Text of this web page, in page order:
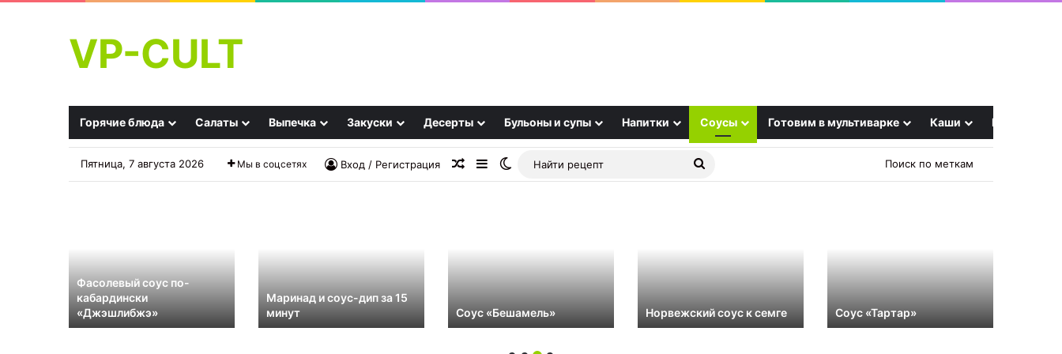
VP-CULT
Горячие блюда Салаты Выпечка Закуски Десерты Бульоны и супы Напитки Соусы Готовим в мультиварке Каши Еще
Пятница, 7 августа 2026 Мы в соцсетях Вход / Регистрация Случайная статья
SidebarSwitch skin
Найти
Поиск по меткам
Фасолевый соус по-
кабардински
«Джэшлибжэ»
Маринад и соус-дип за 15
минут
Соус «Бешамель» Норвежский соус к семге Соус «Тартар»